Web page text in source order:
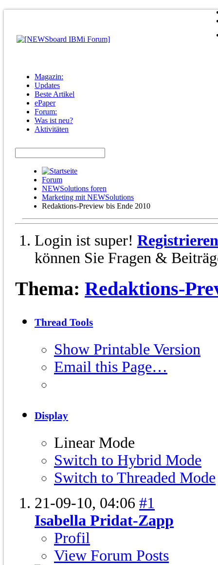
Magazin:
Updates
Beste Artikel
ePaper
Forum:
Was ist neu?
Aktivitäten
Forum
NEWSolutions foren
Marketing mit NEWSolutions
Redaktions-Preview bis Ende 2010
Login ist super! Registrieren
können Sie Fragen &
Thema: Redaktions-
Thread Tools
Show Printable Version
Email this Page…
Display
Linear Mode
Switch to Hybrid Mode
Switch to Threaded Mode
21-09-10, 04:06 #1
Isabella Pridat-Zapp
Profil
View Forum Posts